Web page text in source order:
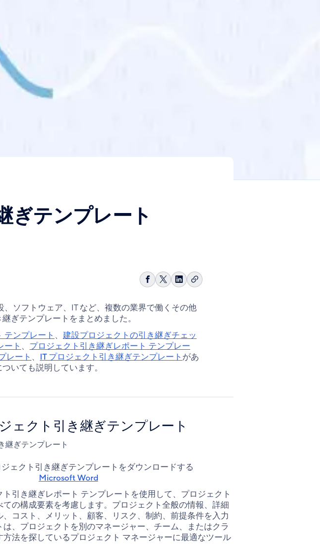
ぎテンプレート
Facebook
シ
Share
X
LinkedIn
シ
リ
ク
を
ピ
ソフトウェア、IT など、複数の業界で働くその他
ぎテンプレートをまとめました。
テンプレート 、 建設プロジェクトの引き継ぎチェッ
ート 、 プロジェクト引き継ぎレポート テンプレー
レート 、 IT プロジェクト引き継ぎテンプレート があ
ついても説明しています。
ェクト引き継ぎテンプレート
ェクト引き継ぎテンプレートをダウンロードする
Microsoft Word
引き継ぎレポート テンプレートを使用して、プロジェクト
の構成要素を考慮します。プロジェクト全般の情報、詳細
コスト、メリット、顧客、リスク、制約、前提条件を入力
、プロジェクトを別のマネージャー、チーム、またはクラ
法を探しているプロジェクト マネージャーに最適なツール